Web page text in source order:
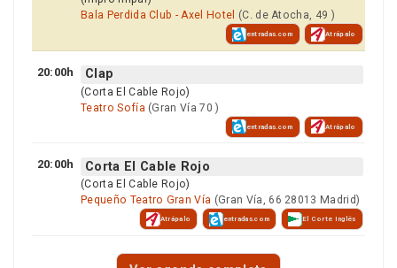
Bala Perdida Club - Axel Hotel (C. de Atocha, 49 )
entradas.com Atrápalo
20:00h Clap
(Corta El Cable Rojo)
Teatro Sofía (Gran Vía 70 )
entradas.com Atrápalo
20:00h Corta El Cable Rojo
(Corta El Cable Rojo)
Pequeño Teatro Gran Vía (Gran Vía, 66 28013 Madrid)
Atrápalo entradas.com El Corte Inglés